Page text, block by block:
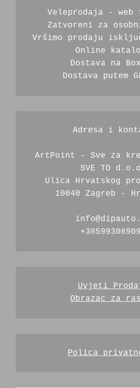
Veleprodaja - web
Zatvoreni za
Vršimo prodaju
Online
Dostava na
Dostava putem
Adresa i
ArtPoint - Sve za
SVE TO
Ulica Hrvatskog
10040 Zagreb -
Uvjeti
Obrazac za
Polica